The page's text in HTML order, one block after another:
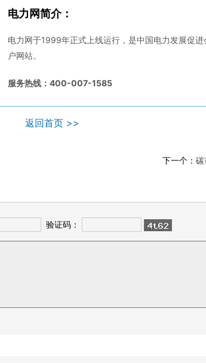
电力网简介：
电力网于1999年正式上线运行，是中国电力发展促
户网站。
服务热线：400-007-1585
返回首页 >>
下一个： 碳
验证码：